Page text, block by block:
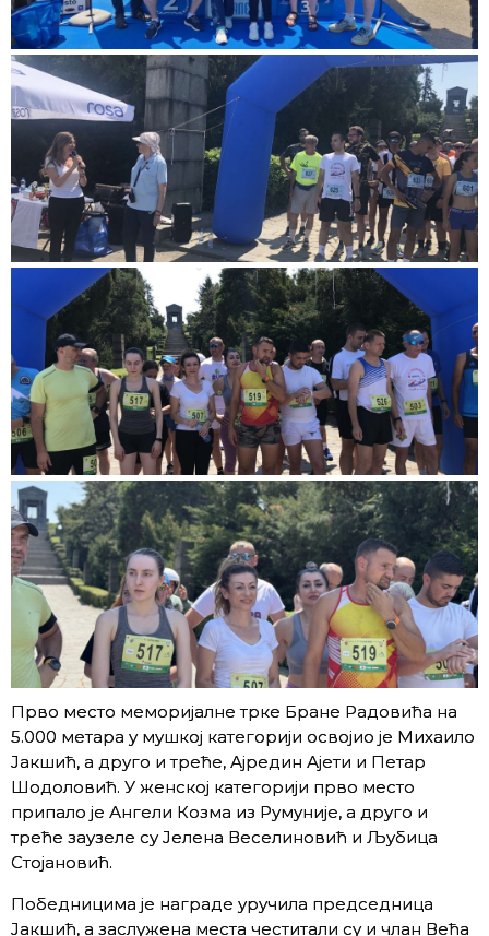
Прво место меморијалне трке Бране Радовића на
5.000 метара у мушкој категорији освојио је Михаило
Јакшић, а друго и треће, Ајредин Ајети и Петар
Шодоловић. У женској категорији прво место
припало је Ангели Козма из Румуније, а друго и
треће заузеле су Јелена Веселиновић и Љубица
Стојановић.
Победницима је награде уручила председница
Јакшић, а заслужена места честитали су и члан Већа